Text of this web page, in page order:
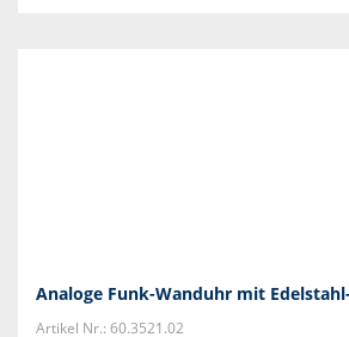
Analoge Funk-Wanduhr mit
Artikel Nr.: 60.3521.02